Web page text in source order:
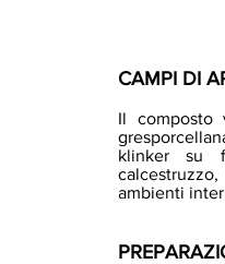
CAMPI DI
Il composto
klinker su
ambienti